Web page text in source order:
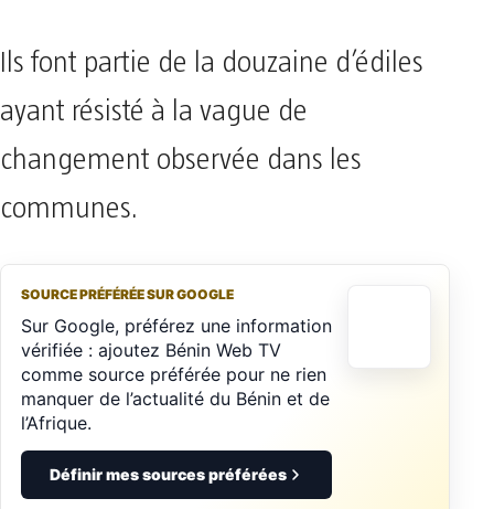
Ils font partie de la douzaine d’édiles
ayant résisté à la vague de
changement observée dans les
communes.
SOURCE PRÉFÉRÉE SUR GOOGLE
Sur Google, préférez une information
vérifiée : ajoutez Bénin Web TV
comme source préférée pour ne rien
manquer de l’actualité du Bénin et de
l’Afrique.
Définir mes sources préférées